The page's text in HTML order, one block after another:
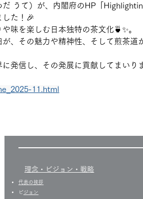
うて）が、内閣府のHP「
た！🎉
味を楽しむ日本独特の茶文化🍵✨。
、その魅力や精神性、そして煎茶道
発信し、その発展に貢献してまいり
11.html
​理念・ビジョン・戦略
代表の挨拶
​ビジョン